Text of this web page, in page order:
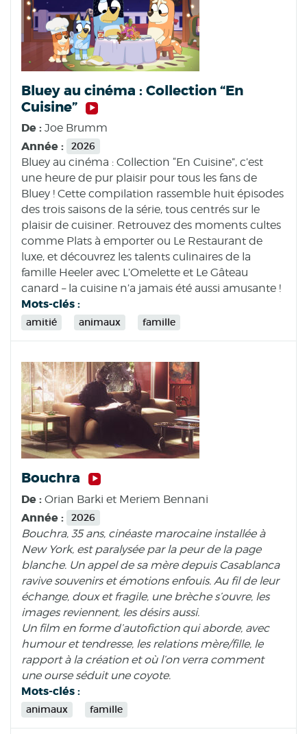
Bluey au cinéma : Collection “En
Cuisine”
De : Joe Brumm
Année : 2026
Bluey au cinéma : Collection “En Cuisine”, c’est
une heure de pur plaisir pour tous les fans de
Bluey ! Cette compilation rassemble huit épisodes
des trois saisons de la série, tous centrés sur le
plaisir de cuisiner. Retrouvez des moments cultes
comme Plats à emporter ou Le Restaurant de
luxe, et découvrez les talents culinaires de la
famille Heeler avec L’Omelette et Le Gâteau
canard – la cuisine n’a jamais été aussi amusante !
Mots-clés :
amitié animaux famille
Bouchra
De : Orian Barki et Meriem Bennani
Année : 2026
Bouchra, 35 ans, cinéaste marocaine installée à
New York, est paralysée par la peur de la page
blanche. Un appel de sa mère depuis Casablanca
ravive souvenirs et émotions enfouis. Au fil de leur
échange, doux et fragile, une brèche s’ouvre, les
images reviennent, les désirs aussi.
Un film en forme d’autofiction qui aborde, avec
humour et tendresse, les relations mère/fille, le
rapport à la création et où l’on verra comment
une ourse séduit une coyote.
Mots-clés :
animaux famille